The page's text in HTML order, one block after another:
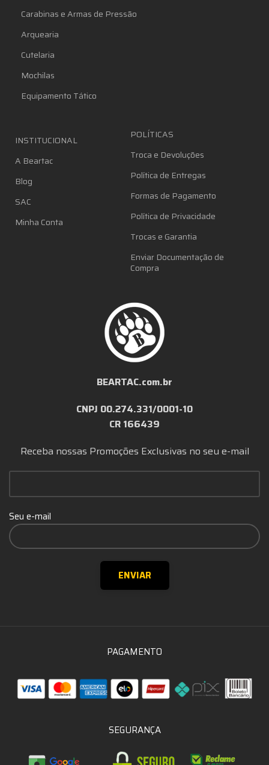
Carabinas e Armas de Pressão
Arquearia
Cutelaria
Mochilas
Equipamento Tático
INSTITUCIONAL
A Beartac
Blog
SAC
Minha Conta
POLÍTICAS
Troca e Devoluções
Política de Entregas
Formas de Pagamento
Política de Privacidade
Trocas e Garantia
Enviar Documentação de
Compra
BEARTAC.com.br
CNPJ 00.274.331/0001-10
CR 166439
Receba nossas Promoções Exclusivas no seu e-mail
Seu e-mail
PAGAMENTO
SEGURANÇA